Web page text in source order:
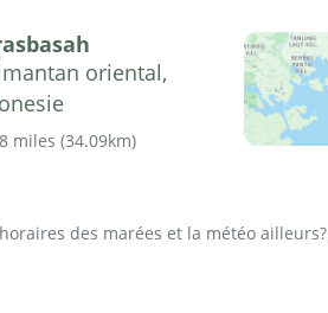
oriental,
miles (34.09km)
des marées et la météo ailleurs?